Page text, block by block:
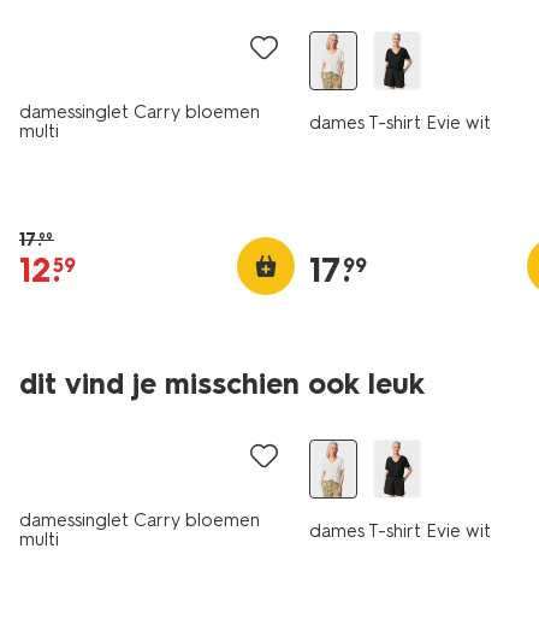
damessinglet Carry bloemen
multi
17.99
12.
59
dames T-shirt Evie wit
17.
99
dit vind je misschien ook leuk
sale
damessinglet Carry bloemen
multi
dames T-shirt Evie wit